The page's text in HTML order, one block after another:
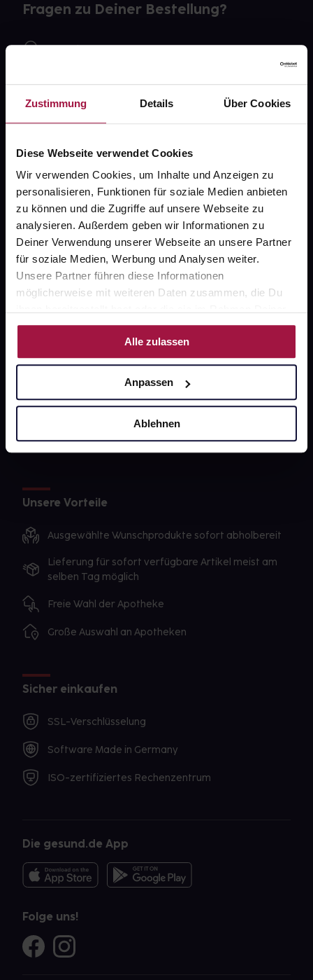
Zustimmung Details Über Cookies
Diese Webseite verwendet Cookies
Wir verwenden Cookies, um Inhalte und Anzeigen zu
personalisieren, Funktionen für soziale Medien anbieten
zu können und die Zugriffe auf unsere Webseite zu
analysieren. Außerdem geben wir Informationen zu
Deiner Verwendung unserer Webseite an unsere Partner
für soziale Medien, Werbung und Analysen weiter.
Unsere Partner führen diese Informationen
möglicherweise mit weiteren Daten zusammen, die Du
Nutzung der Dienste gesammelt haben.
Alle zulassen
Anpassen
Ablehnen
Fragen zu Deiner Bestellung?
Kontakt
gesund.de
Über uns
Karriere
Newsletter
Barrierefreiheitserklärung
PAYBACK
Sanitätshäuser
Unsere Vorteile
Ausgewählte Wunschprodukte sofort abholbereit
Lieferung für sofort verfügbare Artikel meist am
selben Tag möglich
Freie Wahl der Apotheke
Große Auswahl an Apotheken
Sicher einkaufen
SSL-Verschlüsselung
Software Made in Germany
ISO-zertifiziertes Rechenzentrum
Die gesund.de App
Folge uns!